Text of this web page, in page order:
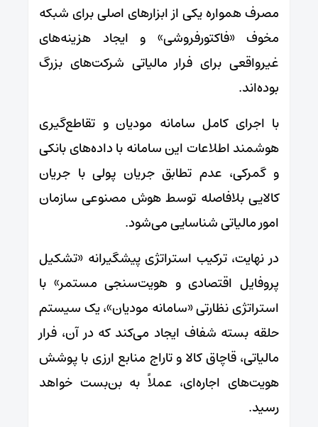
مصرف همواره یکی از ابزارهای اصلی برای شبکه
مخوف «فاکتورفروشی» و ایجاد هزینه‌های
غیرواقعی برای فرار مالیاتی شرکت‌های بزرگ
بوده‌اند.
با اجرای کامل سامانه مودیان و تقاطع‌گیری
هوشمند اطلاعات این سامانه با داده‌های بانکی
و گمرکی، عدم تطابق جریان پولی با جریان
کالایی بلافاصله توسط هوش مصنوعی سازمان
امور مالیاتی شناسایی می‌شود.
در نهایت، ترکیب استراتژی پیشگیرانه «تشکیل
پروفایل اقتصادی و هویت‌سنجی مستمر» با
استراتژی نظارتی «سامانه مودیان»، یک سیستم
حلقه بسته شفاف ایجاد می‌کند که در آن، فرار
مالیاتی، قاچاق کالا و تاراج منابع ارزی با پوشش
هویت‌های اجاره‌ای، عملاً به بن‌بست خواهد
رسید.